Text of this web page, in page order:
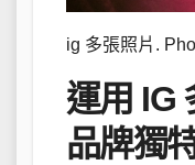
ig 多張照片.
運用 IG
品牌獨